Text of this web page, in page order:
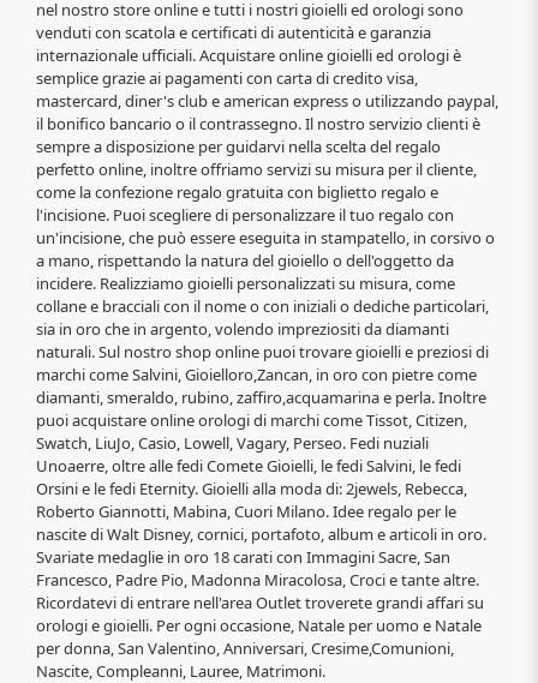
nel nostro store online e tutti i nostri gioielli ed orologi sono
venduti con scatola e certificati di autenticità e garanzia
internazionale ufficiali. Acquistare online gioielli ed orologi è
semplice grazie ai pagamenti con carta di credito visa,
mastercard, diner's club e american express o utilizzando paypal,
il bonifico bancario o il contrassegno. Il nostro servizio clienti è
sempre a disposizione per guidarvi nella scelta del regalo
perfetto online, inoltre offriamo servizi su misura per il cliente,
come la confezione regalo gratuita con biglietto regalo e
l'incisione. Puoi scegliere di personalizzare il tuo regalo con
un'incisione, che può essere eseguita in stampatello, in corsivo o
a mano, rispettando la natura del gioiello o dell'oggetto da
incidere. Realizziamo gioielli personalizzati su misura, come
collane e bracciali con il nome o con iniziali o dediche particolari,
sia in oro che in argento, volendo impreziositi da diamanti
naturali. Sul nostro shop online puoi trovare gioielli e preziosi di
marchi come Salvini, Gioielloro,Zancan, in oro con pietre come
diamanti, smeraldo, rubino, zaffiro,acquamarina e perla. Inoltre
puoi acquistare online orologi di marchi come Tissot, Citizen,
Swatch, LiuJo, Casio, Lowell, Vagary, Perseo. Fedi nuziali
Unoaerre, oltre alle fedi Comete Gioielli, le fedi Salvini, le fedi
Orsini e le fedi Eternity. Gioielli alla moda di: 2jewels, Rebecca,
Roberto Giannotti, Mabina, Cuori Milano. Idee regalo per le
nascite di Walt Disney, cornici, portafoto, album e articoli in oro.
Svariate medaglie in oro 18 carati con Immagini Sacre, San
Francesco, Padre Pio, Madonna Miracolosa, Croci e tante altre.
Ricordatevi di entrare nell'area Outlet troverete grandi affari su
orologi e gioielli. Per ogni occasione, Natale per uomo e Natale
per donna, San Valentino, Anniversari, Cresime,Comunioni,
Nascite, Compleanni, Lauree, Matrimoni.